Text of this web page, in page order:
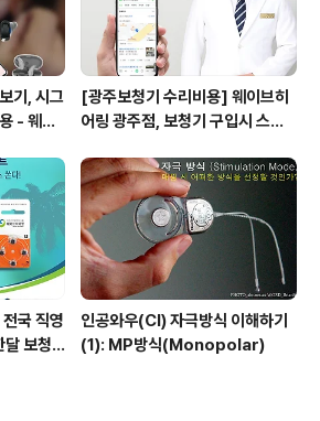
기, 시그
- 웨이
[광주보청기 수리비용] 웨이브히
어링 광주점, 보청기 구입시 스페
국 직영
달 보청
인공와우(CI) 자극방식 이해하기
(1): MP방식(Monopolar)